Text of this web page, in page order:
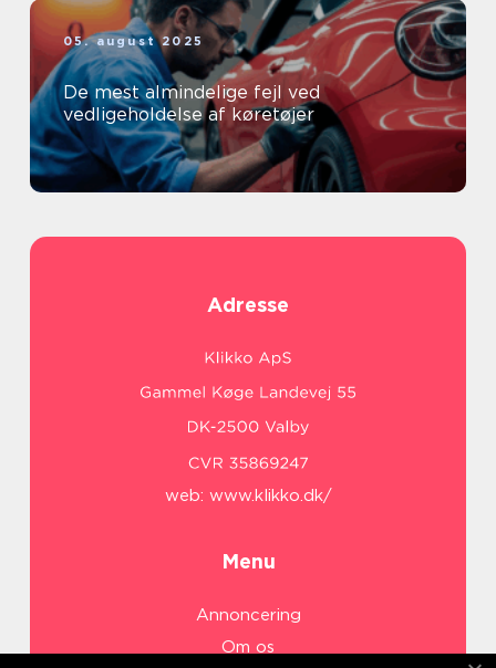
05. august 2025
De mest almindelige fejl ved
vedligeholdelse af køretøjer
Adresse
web: www.klikko.dk/
Menu
Annoncering
Om os